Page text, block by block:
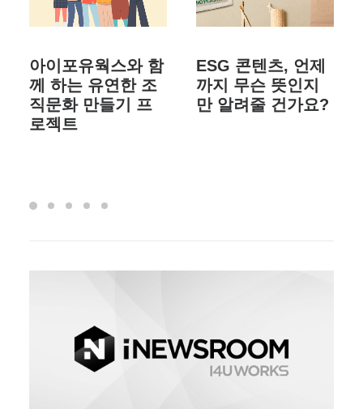
아이포유웍스와 함
께 하는 유연한 조
직문화 만들기 프
로젝트
ESG 콘텐츠, 언제
까지 무슨 뜻인지
만 알려줄 건가요?